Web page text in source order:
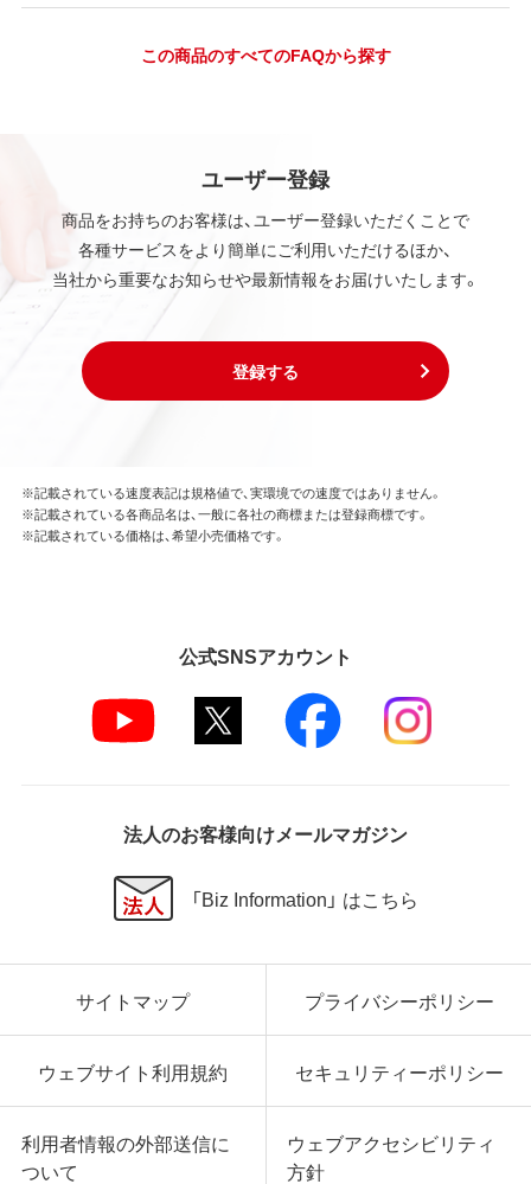
この商品のすべてのFAQから探す
ユーザー登録
商品をお持ちのお客様は、ユーザー登録いただくことで
各種サービスをより簡単にご利用いただけるほか、
当社から重要なお知らせや最新情報をお届けいたします。
登録する
※記載されている速度表記は規格値で、実環境での速度ではありません。
※記載されている各商品名は、一般に各社の商標または登録商標です。
※記載されている価格は、希望小売価格です。
公式SNSアカウント
法人のお客様向けメールマガジン
「Biz Information」 はこちら
サイトマップ プライバシーポリシー
ウェブサイト利用規約 セキュリティーポリシー
利用者情報の外部送信に
ついて
ウェブアクセシビリティ
方針